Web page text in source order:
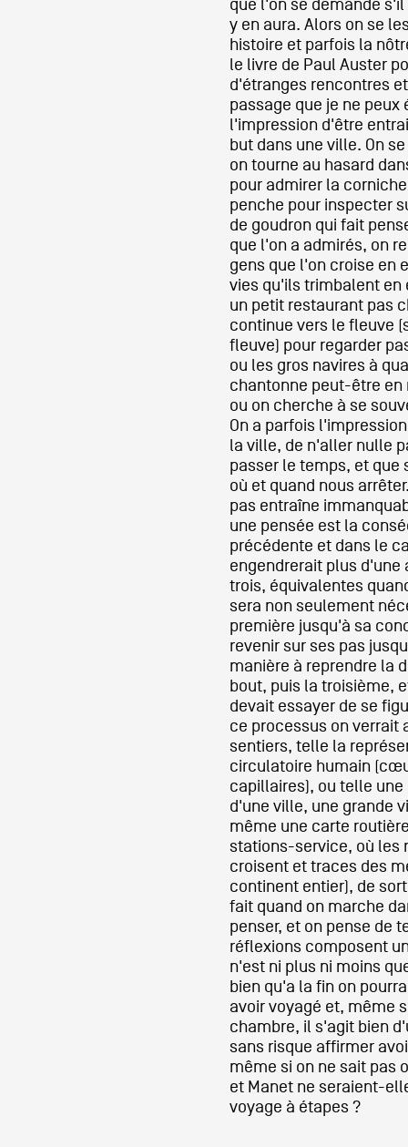
que l'on se demande
y en aura. Alors on se
histoire et parfois la
le livre de Paul Auster
d'étranges rencontres
passage que je ne peux
l'impression d'être
but dans une ville. On
on tourne au hasard
pour admirer la
penche pour inspecter
de goudron qui fait
que l'on a admirés, on
gens que l'on croise en
vies qu'ils trimbalent en
un petit restaurant pas
continue vers le fleuve
fleuve) pour regarder
ou les gros navires à
chantonne peut-être
ou on cherche à se
On a parfois
la ville, de n'aller nulle
passer le temps, et que
où et quand nous
pas entraîne
une pensée est la
précédente et dans le
engendrerait plus d'une
trois, équivalentes
sera non seulement
première jusqu'à sa
revenir sur ses pas
manière à reprendre la
bout, puis la troisième,
devait essayer de se
ce processus on verrait
sentiers, telle la
circulatoire humain
capillaires), ou telle
d'une ville, une grande
même une carte
stations-service, où les
croisent et traces des
continent entier), de
fait quand on marche
penser, et on pense de
réflexions composent
n'est ni plus ni moins
bien qu'a la fin on
avoir voyagé et, même
chambre, il s'agit bien
sans risque affirmer
même si on ne sait pas
et Manet ne seraient-
voyage à étapes ?